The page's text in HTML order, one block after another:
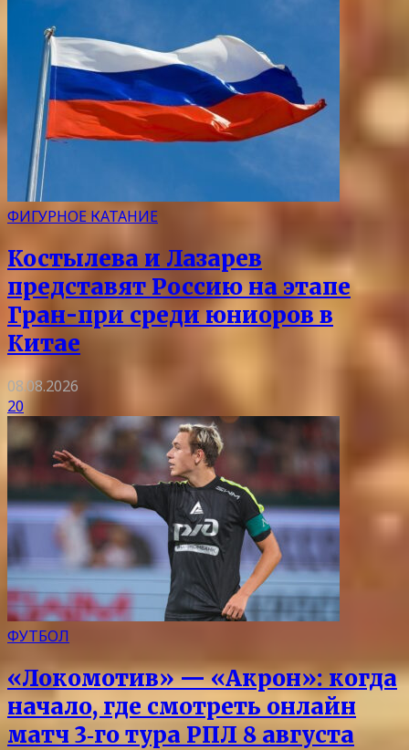
ФИГУРНОЕ КАТАНИЕ
Костылева и Лазарев
представят Россию на этапе
Гран-при среди юниоров в
Китае
08.08.2026
20
ФУТБОЛ
«Локомотив» — «Акрон»: когда
начало, где смотреть онлайн
матч 3‑го тура РПЛ 8 августа